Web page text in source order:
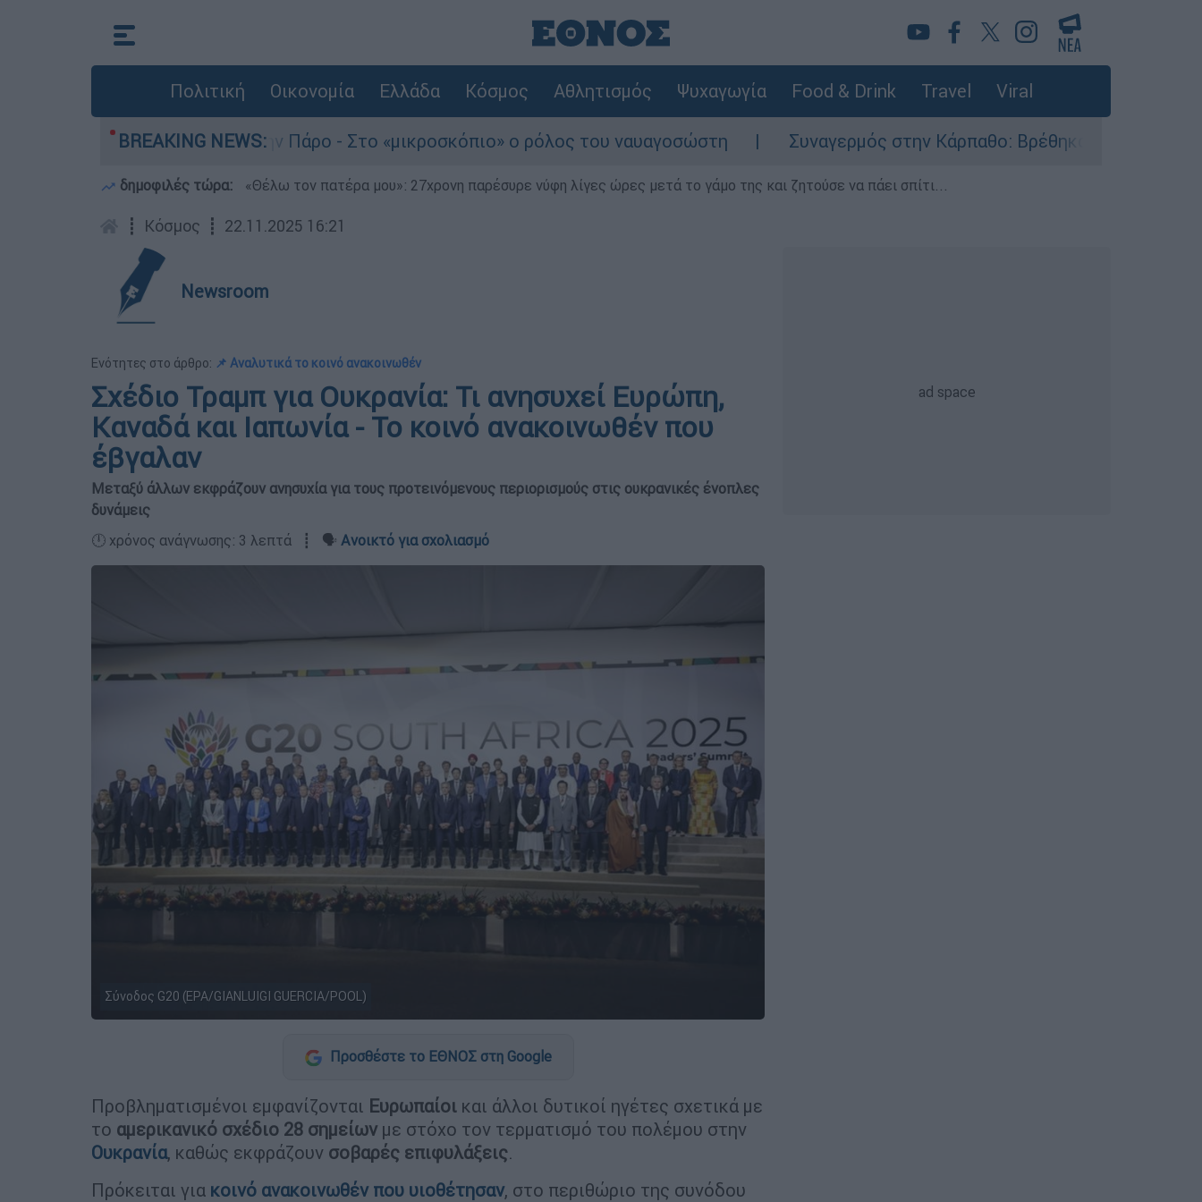
Πολιτική Οικονομία Ελλάδα Κόσμος Αθλητισμός Ψυχαγωγία Food & Drink Travel Viral
BREAKING NEWS:
του 4χρονου στην Πάρο - Στο «μικροσκόπιο» ο ρόλος του ναυαγοσώστη Συναγερμός στην Κάρπαθο: Βρέθηκαν παλιά πυρομαχικά στο
δημοφιλές τώρα: «Θέλω τον πατέρα μου»: 27χρονη παρέσυρε νύφη λίγες ώρες μετά το γάμο της και ζητούσε να πάει σπίτι...
┋ Κόσμος ┋ 22.11.2025 16:21
Newsroom
Ενότητες στο άρθρο: 📌 Αναλυτικά το κοινό ανακοινωθέν
Σχέδιο Τραμπ για Ουκρανία: Τι ανησυχεί Ευρώπη,
Καναδά και Ιαπωνία - Το κοινό ανακοινωθέν που
έβγαλαν
Μεταξύ άλλων εκφράζουν ανησυχία για τους προτεινόμενους περιορισμούς στις ουκρανικές ένοπλες
δυνάμεις
🕛 χρόνος ανάγνωσης: 3 λεπτά ┋ 🗣️ Ανοικτό για σχολιασμό
Σύνοδος G20 (EPA/GIANLUIGI GUERCIA/POOL)
Προσθέστε το ΕΘΝΟΣ στη Google
Προβληματισμένοι εμφανίζονται Ευρωπαίοι και άλλοι δυτικοί ηγέτες σχετικά με
το αμερικανικό σχέδιο 28 σημείων με στόχο τον τερματισμό του πολέμου στην
Ουκρανία, καθώς εκφράζουν σοβαρές επιφυλάξεις.
Πρόκειται για κοινό ανακοινωθέν που υιοθέτησαν, στο περιθώριο της συνόδου